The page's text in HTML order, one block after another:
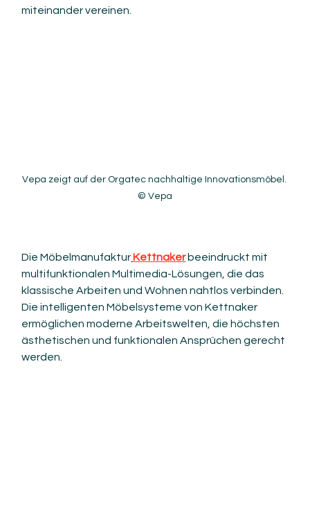
miteinander vereinen.
Vepa zeigt auf der Orgatec nachhaltige Innovationsmöbel.
© Vepa
Die Möbelmanufaktur Kettnaker beeindruckt mit
multifunktionalen Multimedia-Lösungen, die das
klassische Arbeiten und Wohnen nahtlos verbinden.
Die intelligenten Möbelsysteme von Kettnaker
ermöglichen moderne Arbeitswelten, die höchsten
ästhetischen und funktionalen Ansprüchen gerecht
werden.